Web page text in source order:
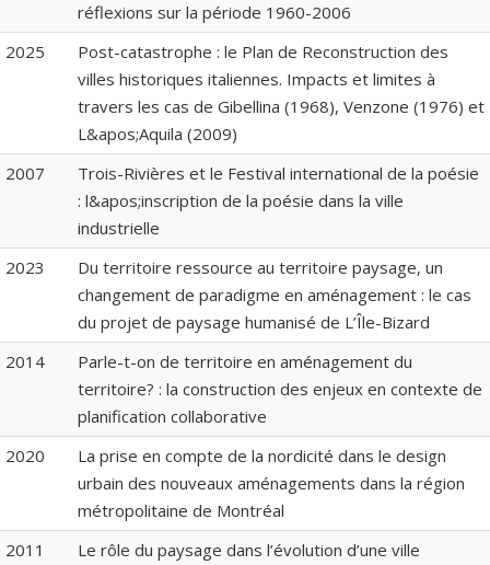
réflexions sur la période 1960-2006
2025
Post-catastrophe : le Plan de Reconstruction des
villes historiques italiennes. Impacts et limites à
travers les cas de Gibellina (1968), Venzone (1976) et
L&apos;Aquila (2009)
2007
Trois-Rivières et le Festival international de la poésie
: l&apos;inscription de la poésie dans la ville
industrielle
2023
Du territoire ressource au territoire paysage, un
changement de paradigme en aménagement : le cas
du projet de paysage humanisé de L’Île-Bizard
2014
Parle-t-on de territoire en aménagement du
territoire? : la construction des enjeux en contexte de
planification collaborative
2020
La prise en compte de la nordicité dans le design
urbain des nouveaux aménagements dans la région
métropolitaine de Montréal
2011
Le rôle du paysage dans l’évolution d’une ville